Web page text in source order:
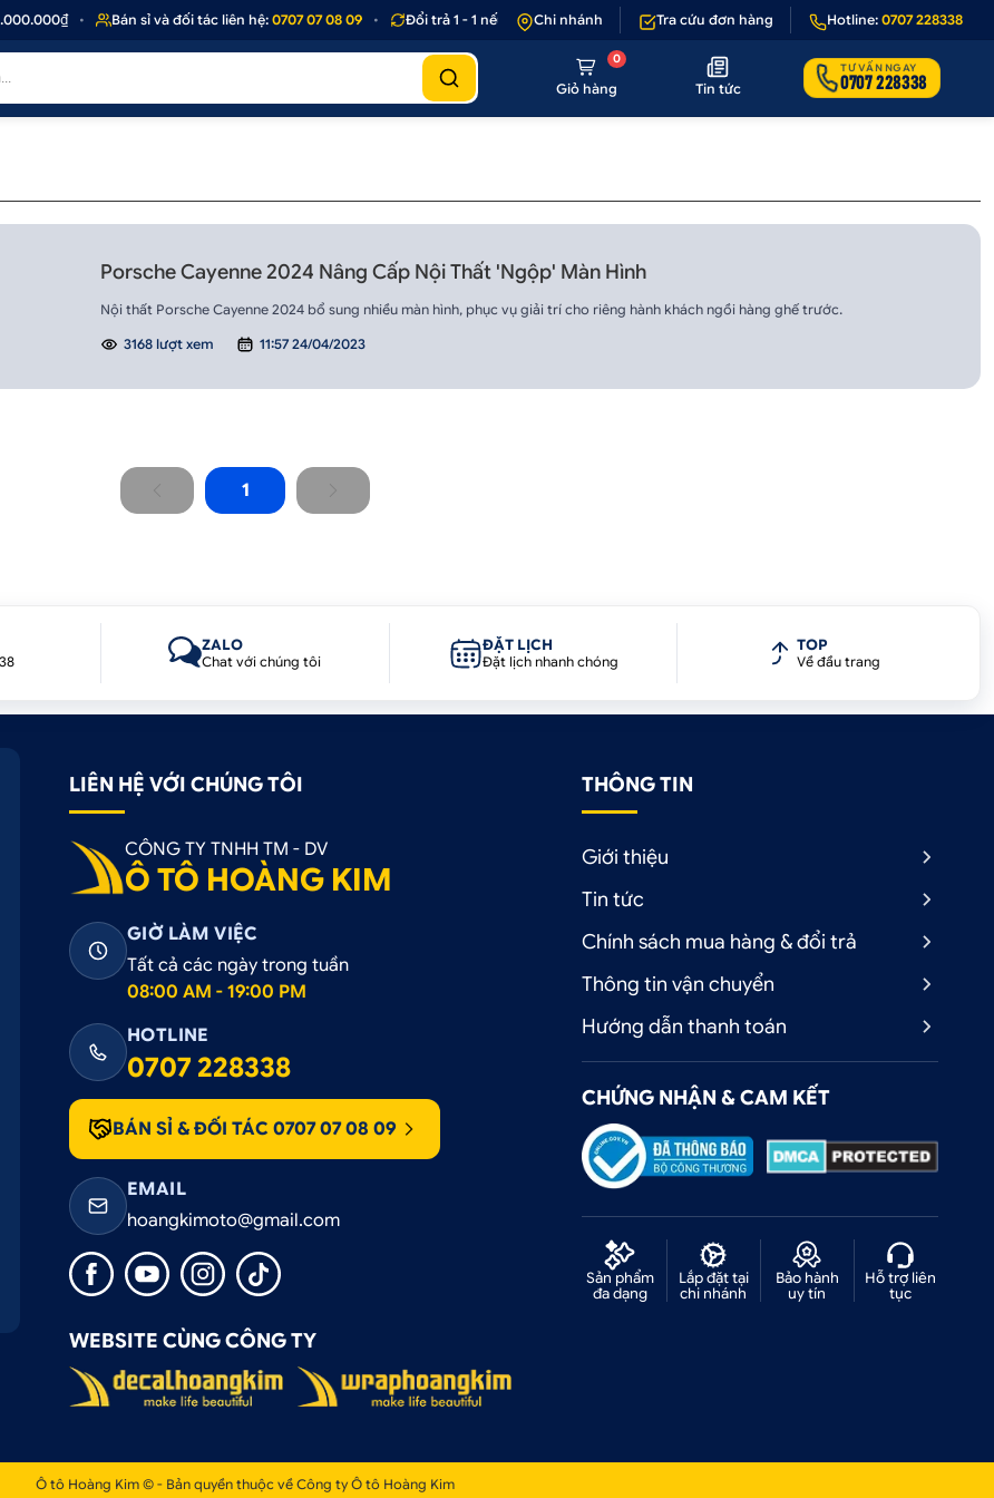
Bán sỉ và đối tác liên hệ:0707 07 08 09 Đổi trả 1 - 1 nếu sản phẩm lỗi hoặc không đúng hình ảnh Giảm 50.000₫ phí vận
Chi nhánh Tra cứu đơn hàng Hotline: 0707 228338
Giỏ hàng
0
Tin tức
TƯ VẤN NGAY
0707 228338
Porsche Cayenne 2024 Nâng Cấp Nội Thất 'Ngộp' Màn Hình
Nội thất Porsche Cayenne 2024 bổ sung nhiều màn hình, phục vụ giải trí cho riêng hành khách ngồi hàng ghế trước.
3168 lượt xem 11:57 24/04/2023
1
ZALO
Chat với chúng tôi
ĐẶT LỊCH
Đặt lịch nhanh chóng
TOP
Về đầu trang
LIÊN HỆ VỚI CHÚNG TÔI
CÔNG TY TNHH TM - DV
Ô TÔ HOÀNG KIM
GIỜ LÀM VIỆC
Tất cả các ngày trong tuần
08:00 AM - 19:00 PM
HOTLINE
0707 228338
BÁN SỈ & ĐỐI TÁC 0707 07 08 09
EMAIL
hoangkimoto@gmail.com
WEBSITE CÙNG CÔNG TY
THÔNG TIN
Giới thiệu
Tin tức
Chính sách mua hàng & đổi trả
Thông tin vận chuyển
Hướng dẫn thanh toán
CHỨNG NHẬN & CAM KẾT
Sản phẩm
đa dạng
Lắp đặt tại
chi nhánh
Bảo hành
uy tín
Hỗ trợ liên
tục
Ô tô Hoàng Kim © - Bản quyền thuộc về Công ty Ô tô Hoàng Kim